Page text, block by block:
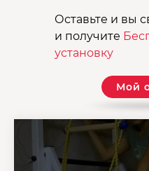
Оставьте и вы
и получите
установку
Мой